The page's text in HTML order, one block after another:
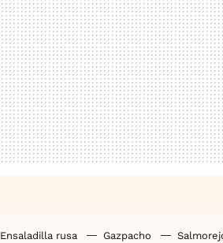
Ensaladilla rusa Gazpacho